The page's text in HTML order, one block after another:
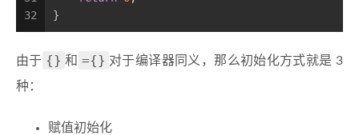
32
}
由于 {} 和 ={} 对于编译器同义，那么初始化方式就是 3
种：
赋值初始化